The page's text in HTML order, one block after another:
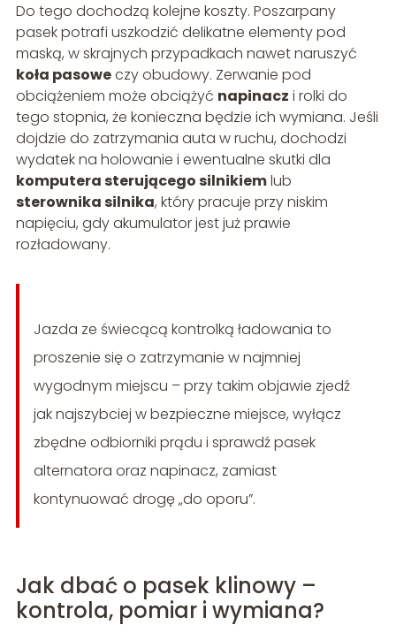
Do tego dochodzą kolejne koszty. Poszarpany
pasek potrafi uszkodzić delikatne elementy pod
maską, w skrajnych przypadkach nawet naruszyć
koła pasoweczy obudowy. Zerwanie pod
obciążeniem może obciążyć napinacz i rolki do
tego stopnia, że konieczna będzie ich wymiana. Jeśli
dojdzie do zatrzymania auta w ruchu, dochodzi
wydatek na holowanie i ewentualne skutki dla
komputera sterującego silnikiemlub
sterownika silnika, który pracuje przy niskim
napięciu, gdy akumulator jest już prawie
rozładowany.
Jazda ze świecącą kontrolką ładowania to
proszenie się o zatrzymanie w najmniej
wygodnym miejscu – przy takim objawie zjedź
jak najszybciej w bezpieczne miejsce, wyłącz
zbędne odbiorniki prądu i sprawdź pasek
alternatora oraz napinacz, zamiast
kontynuować drogę „do oporu”.
Jak dbać o pasek klinowy –
kontrola, pomiar i wymiana?